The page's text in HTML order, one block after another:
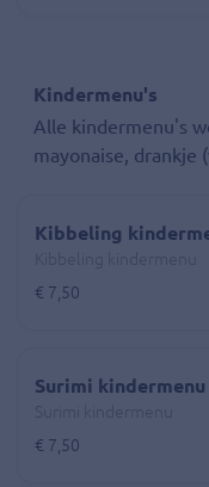
Kindermenu's
Alle kindermenu's
mayonaise, drankje
Kibbeling
€ 7,50
Surimi kindermenu
€ 7,50